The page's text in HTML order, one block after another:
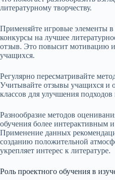
литературному творчеству.
Применяйте игровые элементы
конкурсы на лучшее
отзыв. Это повысит мотивацию и
учащихся.
Регулярно пересматривайте
Учитывайте отзывы учащихся и
классов для улучшения
Разнообразие методов
обучения более интерактивным
Применение данных
созданию положительной
укрепляет интерес к литературе.
Роль проектного обучения в